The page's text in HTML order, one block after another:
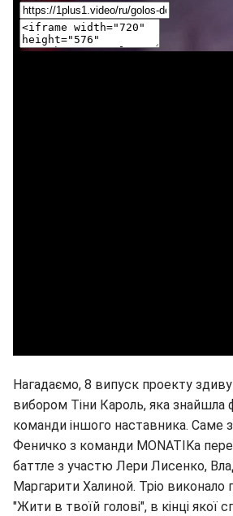
Нагадаємо, 8 випуск проекту
вибором Тіни Кароль, яка знайшла
команди іншого наставника. Саме
Феничко з команди MONATIKа
баттле з участю Лери Лисенко,
Маргарити Халиной. Тріо виконало
"Жити в твоїй голові", в кінці якої